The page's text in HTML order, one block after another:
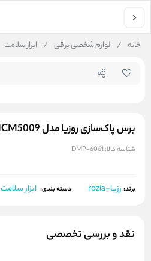
خانه / لوازم شخصی برقی / ابزار سلامت
برس پاک‌سازی روزیا مدل HCM5009
شناسه کالا: DMP-6061
برند: رزیا-rozia دسته بندی: ابزار سلامت
نقد و بررسی تخصصی